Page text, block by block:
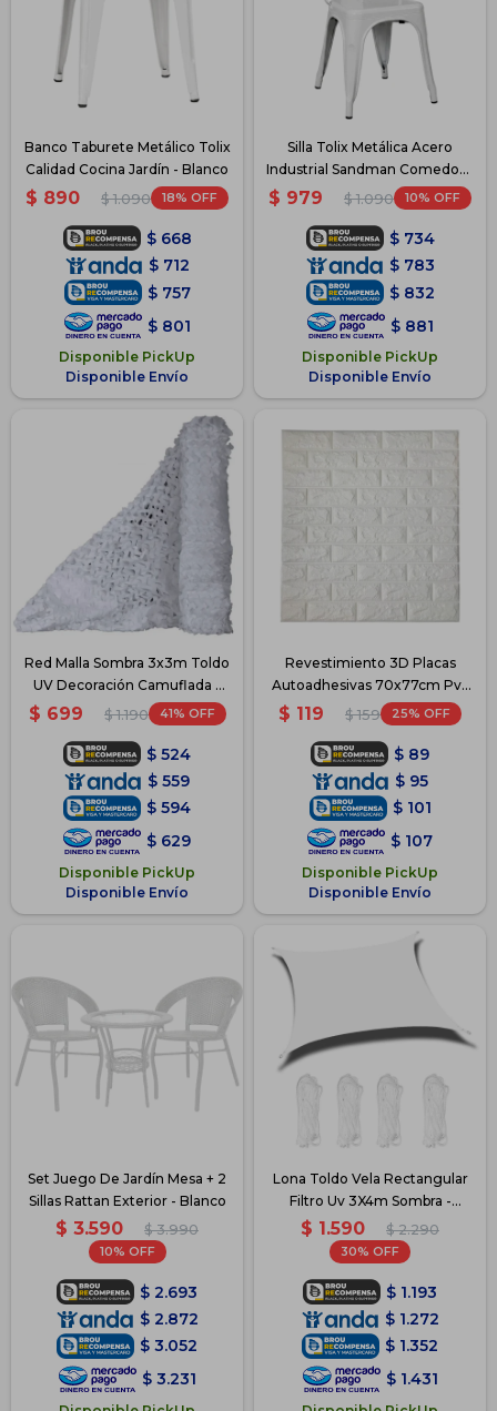
Banco Taburete Metálico Tolix
Calidad Cocina Jardín - Blanco
$ 890 $ 1.090 18
$ 668
$ 712
$ 757
$ 801
Disponible PickUp
Disponible Envío
Silla Tolix Metálica Acero
Industrial Sandman Comedor -
Blanco
$ 979 $ 1.090 10
$ 734
$ 783
$ 832
$ 881
Disponible PickUp
Disponible Envío
Red Malla Sombra 3x3m Toldo
UV Decoración Camuflada -
Blanco
$ 699 $ 1.190 41
$ 524
$ 559
$ 594
$ 629
Disponible PickUp
Disponible Envío
Revestimiento 3D Placas
Autoadhesivas 70x77cm Pvc
8mm - Blanco
$ 119 $ 159 25
$ 89
$ 95
$ 101
$ 107
Disponible PickUp
Disponible Envío
Set Juego De Jardín Mesa + 2
Sillas Rattan Exterior - Blanco
$ 3.590 $ 3.990
10
$ 2.693
$ 2.872
$ 3.052
$ 3.231
Lona Toldo Vela Rectangular
Filtro Uv 3X4m Sombra -
Blanco
$ 1.590 $ 2.290
30
$ 1.193
$ 1.272
$ 1.352
$ 1.431